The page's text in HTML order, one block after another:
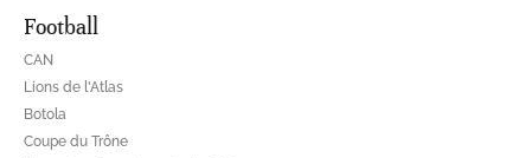
Football
CAN
Lions de l'Atlas
Botola
Coupe du Trône